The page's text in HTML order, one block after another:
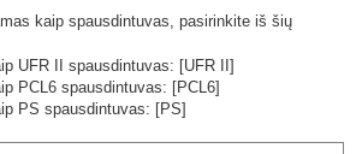
kaip spausdintuvas, pasirinkite iš šių
UFR II spausdintuvas: [UFR II]
PCL6 spausdintuvas: [PCL6]
PS spausdintuvas: [PS]